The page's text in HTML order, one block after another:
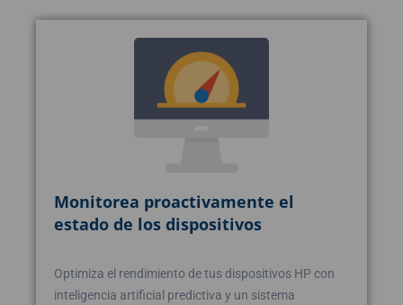
Monitorea proactivamente el
estado de los dispositivos
Optimiza el rendimiento de tus dispositivos HP con
inteligencia artificial predictiva y un sistema